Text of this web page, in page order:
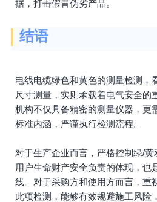
据，打击假冒伪劣产品。
结语
电线电缆绿色和黄色的测量检测，
尺寸测量，实则承载着电气安全的
机构不仅具备精密的测量仪器，更
标准内涵，严谨执行检测流程。
对于生产企业而言，严格控制绿/
用户生命财产安全负责的体现，也
线。对于采购方和使用方而言，重
此项检测，能够有效规避施工风险